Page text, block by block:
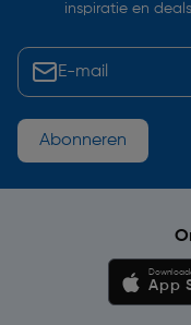
inspiratie en
Abonneren
App